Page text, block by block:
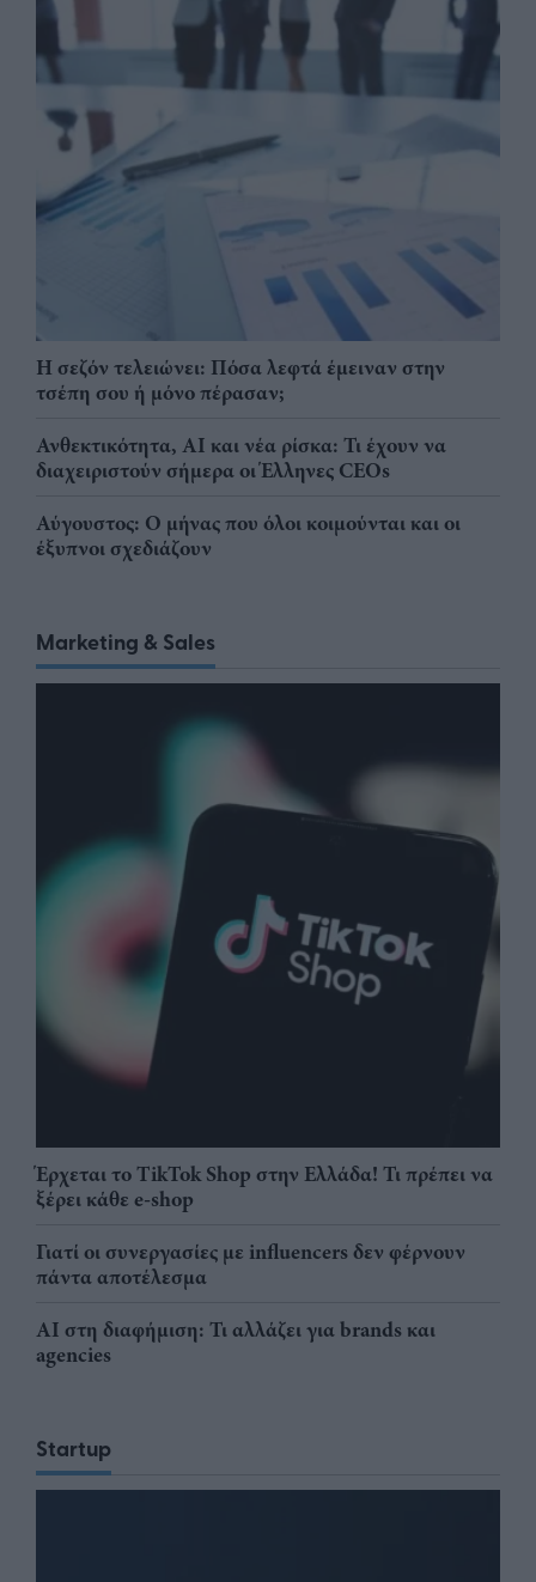
Η σεζόν τελειώνει: Πόσα λεφτά έμειναν στην
τσέπη σου ή μόνο πέρασαν;
Ανθεκτικότητα, AI και νέα ρίσκα: Τι έχουν να
διαχειριστούν σήμερα οι Έλληνες CEOs
Αύγουστος: Ο μήνας που όλοι κοιμούνται και οι
έξυπνοι σχεδιάζουν
Marketing & Sales
Έρχεται το TikTok Shop στην Ελλάδα! Τι πρέπει να
ξέρει κάθε e-shop
Γιατί οι συνεργασίες με influencers δεν φέρνουν
πάντα αποτέλεσμα
AI στη διαφήμιση: Τι αλλάζει για brands και
agencies
Startup